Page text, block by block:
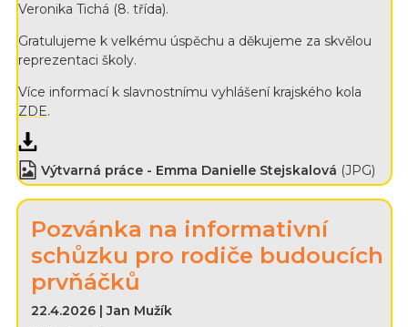
Veronika Tichá (8. třída).
Gratulujeme k velkému úspěchu a děkujeme za skvělou
reprezentaci školy.
Více informací k slavnostnímu vyhlášení krajského kola
ZDE.
Výtvarná práce - Emma Danielle Stejskalová (JPG)
Pozvánka na informativní
schůzku pro rodiče budoucích
prvňáčků
22.4.2026 | Jan Mužík